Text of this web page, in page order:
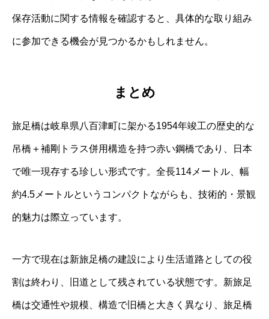
保存活動に関する情報を確認すると、具体的な取り組み
に参加できる機会が見つかるかもしれません。
まとめ
旅足橋は岐阜県八百津町に架かる1954年竣工の歴史的な
吊橋＋補剛トラス併用構造を持つ赤い鋼橋であり、日本
で唯一現存する珍しい形式です。全長114メートル、幅
約4.5メートルというコンパクトながらも、技術的・景観
的魅力は際立っています。
一方で現在は新旅足橋の建設により生活道路としての役
割は終わり、旧道として残されている状態です。新旅足
橋は交通性や規模、構造で旧橋と大きく異なり、旅足橋